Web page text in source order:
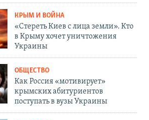
КРЫМ И ВОЙНА
«Стереть Киев с лица земли». Кто
в Крыму хочет уничтожения
Украины
ОБЩЕСТВО
Как Россия «мотивирует»
крымских абитуриентов
поступать в вузы Украины